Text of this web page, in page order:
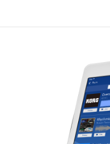
Localizador de
Noticias